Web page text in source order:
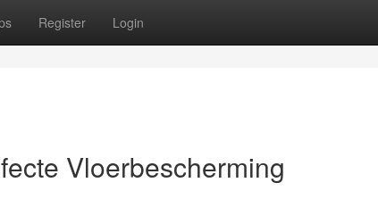
Register Login
Vloerbescherming